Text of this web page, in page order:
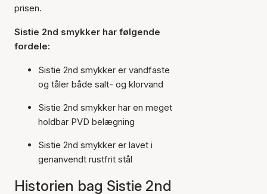
prisen.
Sistie 2nd smykker har følgende
fordele:
Sistie 2nd smykker er vandfaste
og tåler både salt- og klorvand
Sistie 2nd smykker har en meget
holdbar PVD belægning
Sistie 2nd smykker er lavet i
genanvendt rustfrit stål
Historien bag Sistie 2nd